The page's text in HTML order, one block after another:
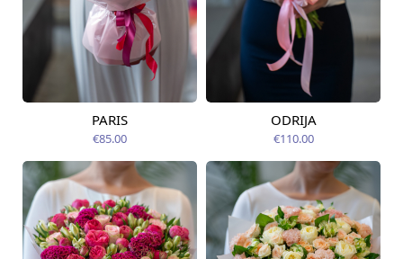
Pieejams šodien
PARIS
€85.00
Pieejams šodien
ODRIJA
€110.00